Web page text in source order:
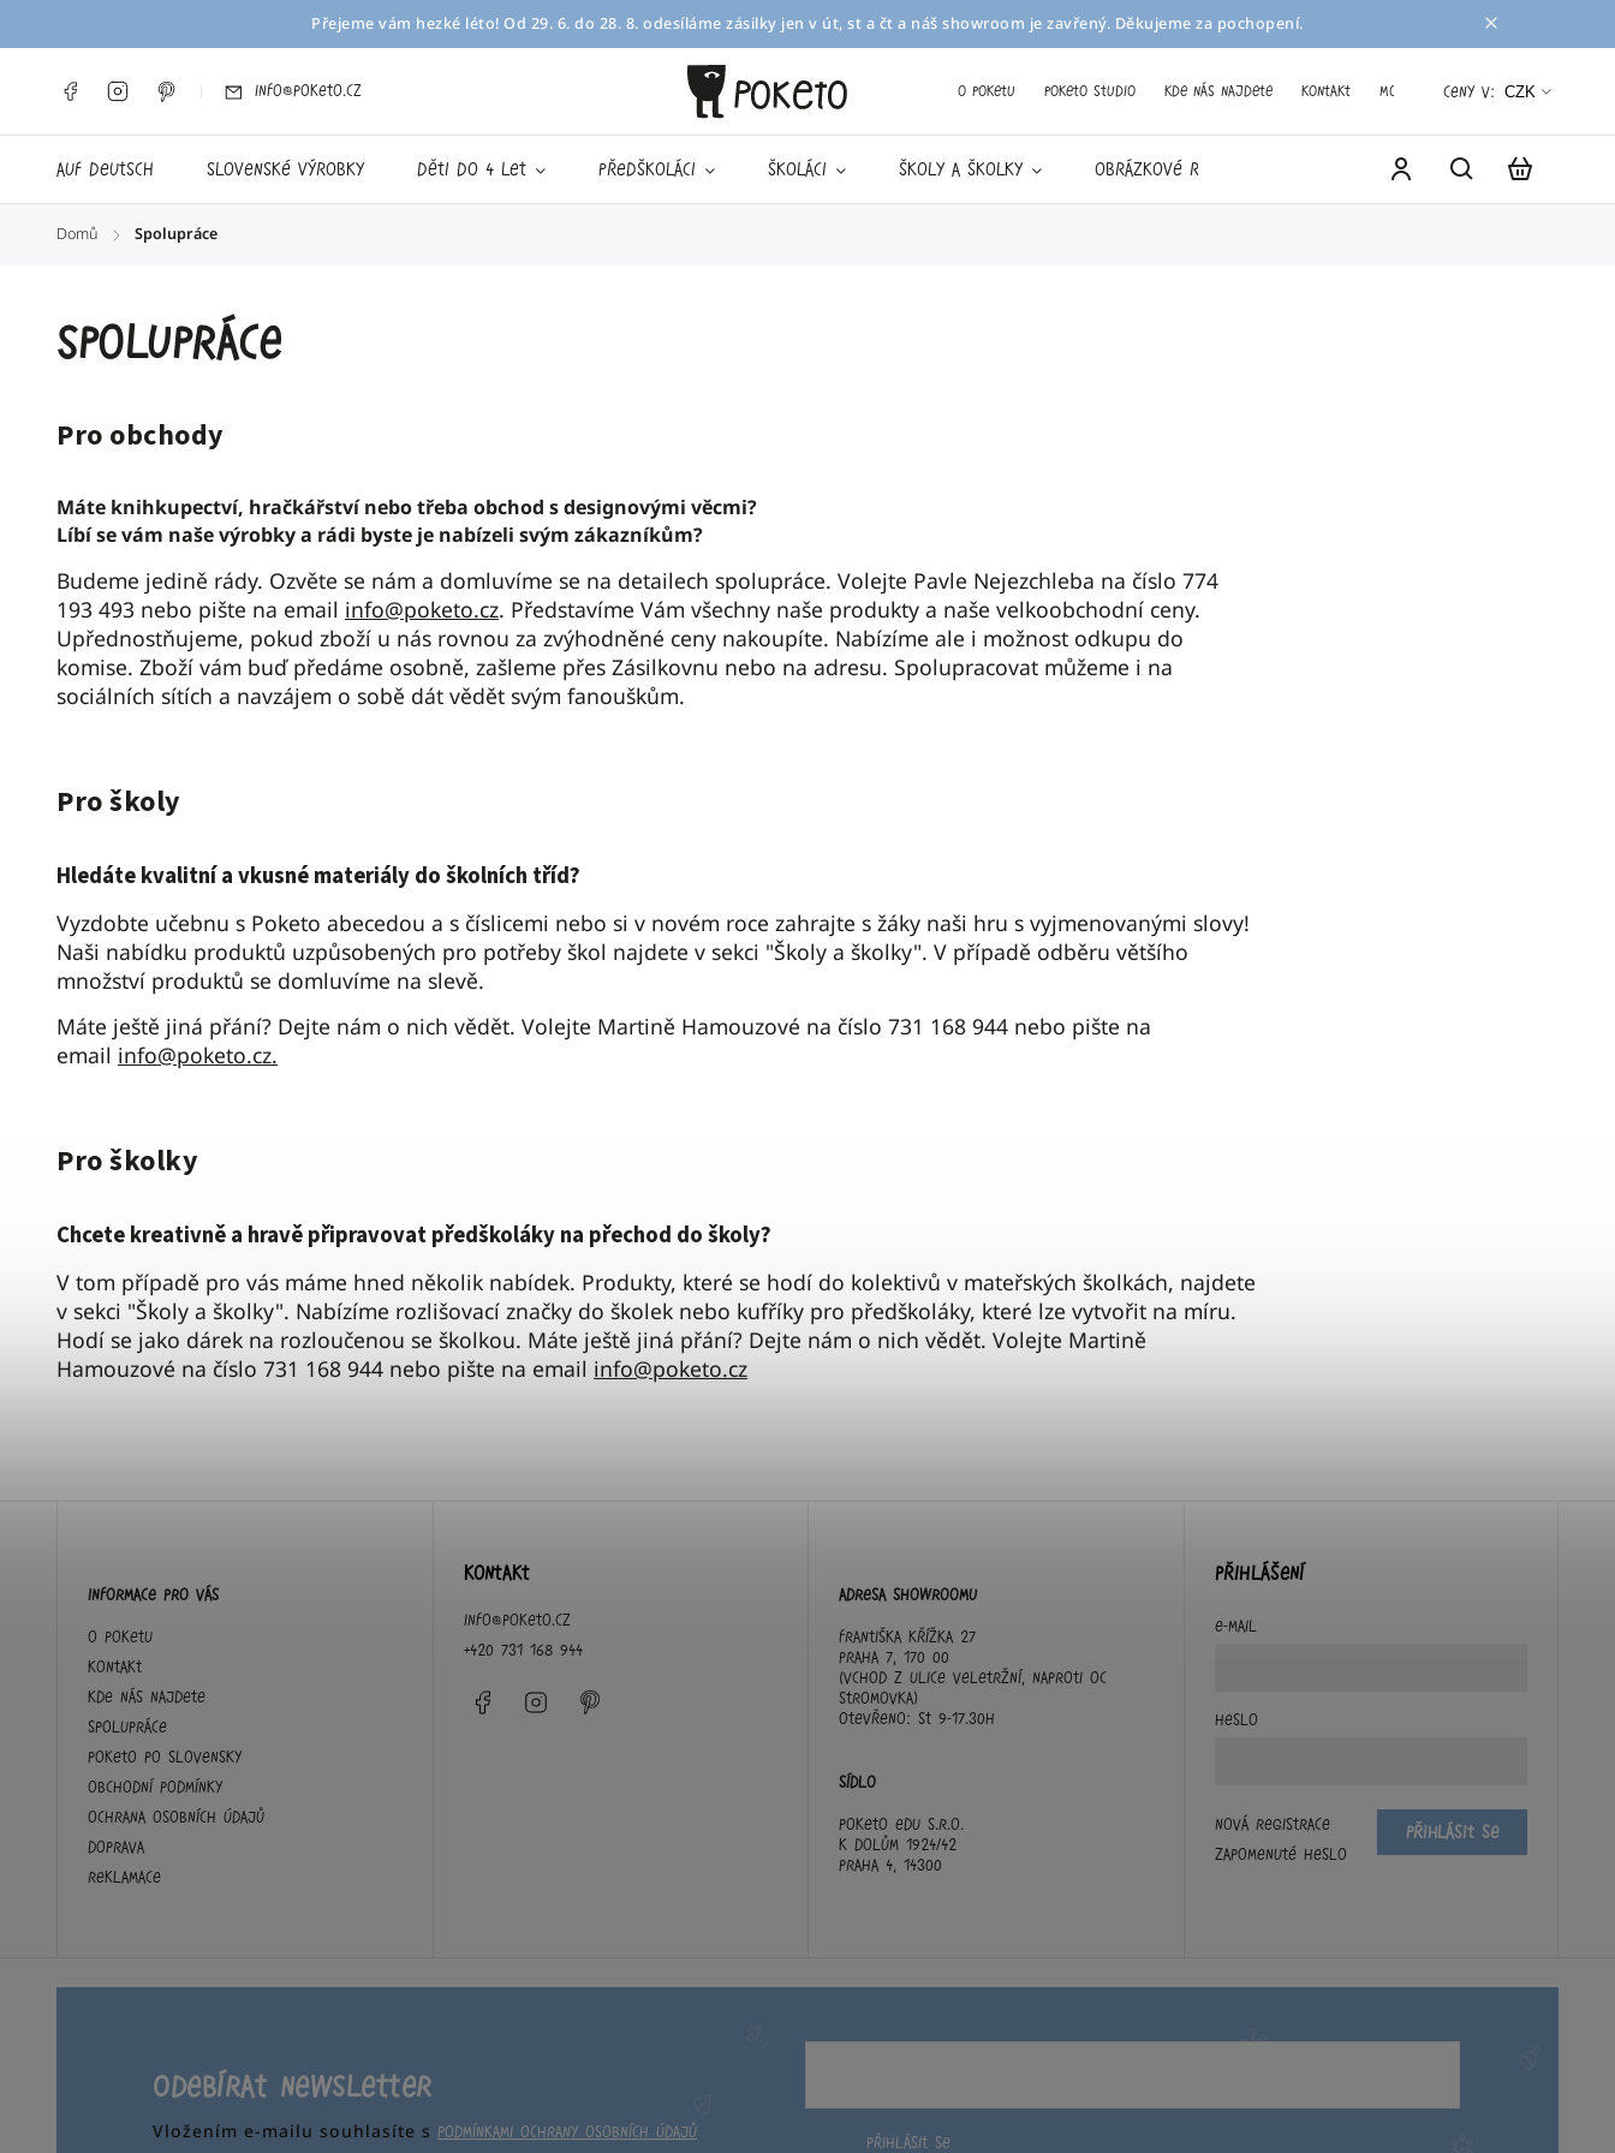
Přejeme vám hezké léto! Od 29. 6. do 28. 8. odesíláme zásilky jen v út, st a čt a náš showroom je zavřený. Děkujeme za pochopení.
info@poketo.cz O Poketu Poketo studio Kde nás najdete Kontakt Moje objednávka
Ceny v: CZK
Auf Deutsch Slovenské výrobky děti do 4 let předškoláci školáci školy a školky obrázkové recepty knihy tvoření
Domů / Spolupráce
Spolupráce
Pro obchody
Máte knihkupectví, hračkářství nebo třeba obchod s designovými věcmi?
Líbí se vám naše výrobky a rádi byste je nabízeli svým zákazníkům?
Budeme jedině rády. Ozvěte se nám a domluvíme se na detailech spolupráce. Volejte Pavle Nejezchleba na číslo 774
193 493 nebo pište na email info@poketo.cz. Představíme Vám všechny naše produkty a naše velkoobchodní ceny.
Upřednostňujeme, pokud zboží u nás rovnou za zvýhodněné ceny nakoupíte. Nabízíme ale i možnost odkupu do
komise. Zboží vám buď předáme osobně, zašleme přes Zásilkovnu nebo na adresu. Spolupracovat můžeme i na
sociálních sítích a navzájem o sobě dát vědět svým fanouškům.
Pro školy
Hledáte kvalitní a vkusné materiály do školních tříd?
Vyzdobte učebnu s Poketo abecedou a s číslicemi nebo si v novém roce zahrajte s žáky naši hru s vyjmenovanými slovy!
Naši nabídku produktů uzpůsobených pro potřeby škol najdete v sekci "Školy a školky". V případě odběru většího
množství produktů se domluvíme na slevě.
Máte ještě jiná přání? Dejte nám o nich vědět. Volejte Martině Hamouzové na číslo 731 168 944 nebo pište na
email info@poketo.cz.
Pro školky
Chcete kreativně a hravě připravovat předškoláky na přechod do školy?
V tom případě pro vás máme hned několik nabídek. Produkty, které se hodí do kolektivů v mateřských školkách, najdete
v sekci "Školy a školky". Nabízíme rozlišovací značky do školek nebo kufříky pro předškoláky, které lze vytvořit na míru.
Hodí se jako dárek na rozloučenou se školkou. Máte ještě jiná přání? Dejte nám o nich vědět. Volejte Martině
Hamouzové na číslo 731 168 944 nebo pište na email info@poketo.cz
Odebírat newsletter
Vložením e-mailu souhlasíte s podmínkami ochrany osobních údajů
Přihlásit se
Informace pro vás
O Poketu
Kontakt
Kde nás najdete
Spolupráce
Poketo po slovensky
Obchodní podmínky
Ochrana osobních údajů
Doprava
Reklamace
KONTAKT
info@poketo.cz
+420 731 168 944
Facebook Instagram
Adresa showroomu
Františka Křížka 27
Praha 7, 170 00
(vchod z ulice Veletržní, naproti OC
Stromovka)
otevřeno: st 9-17.30h
Sídlo
Poketo edu s.r.o.
K Dolům 1924/42
Praha 4, 14300
PŘIHLÁŠENÍ
E-mail
Heslo
Přihlásit se
Nová registrace
Zapomenuté heslo